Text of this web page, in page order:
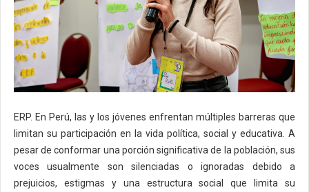
ERP. En Perú, las y los jóvenes enfrentan múltiples barreras que
limitan su participación en la vida política, social y educativa. A
pesar de conformar una porción significativa de la población, sus
voces usualmente son silenciadas o ignoradas debido a
prejuicios, estigmas y una estructura social que limita su